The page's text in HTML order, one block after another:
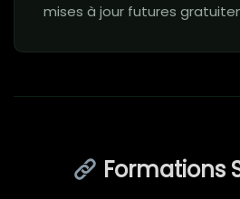
mises à jour futures
Formations